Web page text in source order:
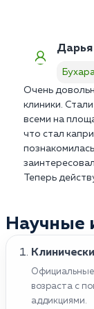
Дарья
Очень
клиники.
всеми на
что стал
Теперь
Научные
Официальные
возраста с
аддикциями.